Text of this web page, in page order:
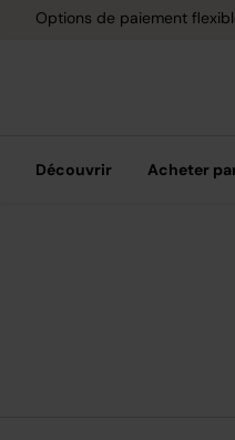
Livraison
Découvrir Acheter